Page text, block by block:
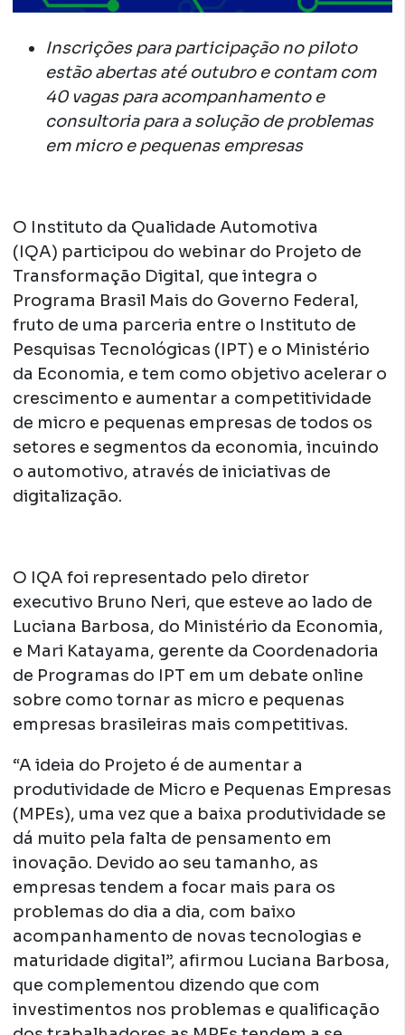
Inscrições para participação no piloto
estão abertas até outubro e contam com
40 vagas para acompanhamento e
consultoria para a solução de problemas
em micro e pequenas empresas
O Instituto da Qualidade Automotiva
(IQA) participou do webinar do Projeto de
Transformação Digital, que integra o
Programa Brasil Mais do Governo Federal,
fruto de uma parceria entre o Instituto de
Pesquisas Tecnológicas (IPT) e o Ministério
da Economia, e tem como objetivo acelerar o
crescimento e aumentar a competitividade
de micro e pequenas empresas de todos os
setores e segmentos da economia, incuindo
o automotivo, através de iniciativas de
digitalização.
O IQA foi representado pelo diretor
executivo Bruno Neri, que esteve ao lado de
Luciana Barbosa, do Ministério da Economia,
e Mari Katayama, gerente da Coordenadoria
de Programas do IPT em um debate online
sobre como tornar as micro e pequenas
empresas brasileiras mais competitivas.
“A ideia do Projeto é de aumentar a
produtividade de Micro e Pequenas Empresas
(MPEs), uma vez que a baixa produtividade se
dá muito pela falta de pensamento em
inovação. Devido ao seu tamanho, as
empresas tendem a focar mais para os
problemas do dia a dia, com baixo
acompanhamento de novas tecnologias e
maturidade digital”, afirmou Luciana Barbosa,
que complementou dizendo que com
investimentos nos problemas e qualificação